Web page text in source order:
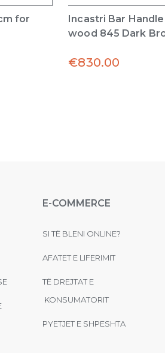
for
Incastri Bar
wood 845 Dark
€830.00
E-COMMERCE
SI TË BLENI ONLINE?
AFATET E LIFERIMIT
TË DREJTAT E
KONSUMATORIT
PYETJET E SHPESHTA